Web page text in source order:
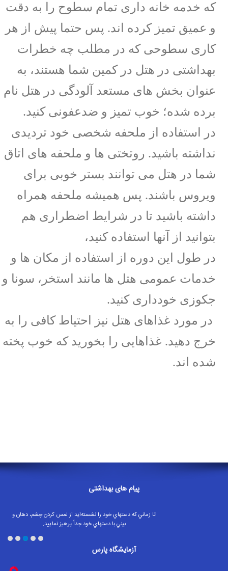
که خدمه خانه داری تمام سطوح را به دقت
و عمیق تمیز کرده اند. پس حتما پیش از هر
کاری سطوحی که در مطلب چه خطرات
بهداشتی در هتل در کمین شما هستند، به
عنوان بخش های مستعد آلودگی در هتل نام
برده شده؛ خوب تمیز و ضدعفونی کنید.
در استفاده از ملحفه شخصی خود تردیدی
نداشته باشید. روتختی ها و ملحفه های اتاق
شما در هتل می توانند بستر خوبی برای
ویروس باشند. پس همیشه ملحفه همراه
داشته باشید تا در شرایط اضطراری هم
بتوانید از آنها استفاده کنید،
در طول این دوره از استفاده از مکان ها و
خدمات عمومی هتل ها مانند استخر، سونا و
جکوزی خودداری کنید.
در مورد غذاهای هتل نیز احتیاط کافی را به
خرج دهید. غذاهایی را بخورید که خوب پخته
شده اند.
پیام های بهداشتی
تا زماني كه دستهاي خود را نشسته‌ايد از لمس كردن چشم، دهان و
بيني با دستهاي خود جداً پرهيز نماييد.
بهترین سرمایه آدمی سلامتی است آن را حفظ کنیم
آزمايشگاه پارس